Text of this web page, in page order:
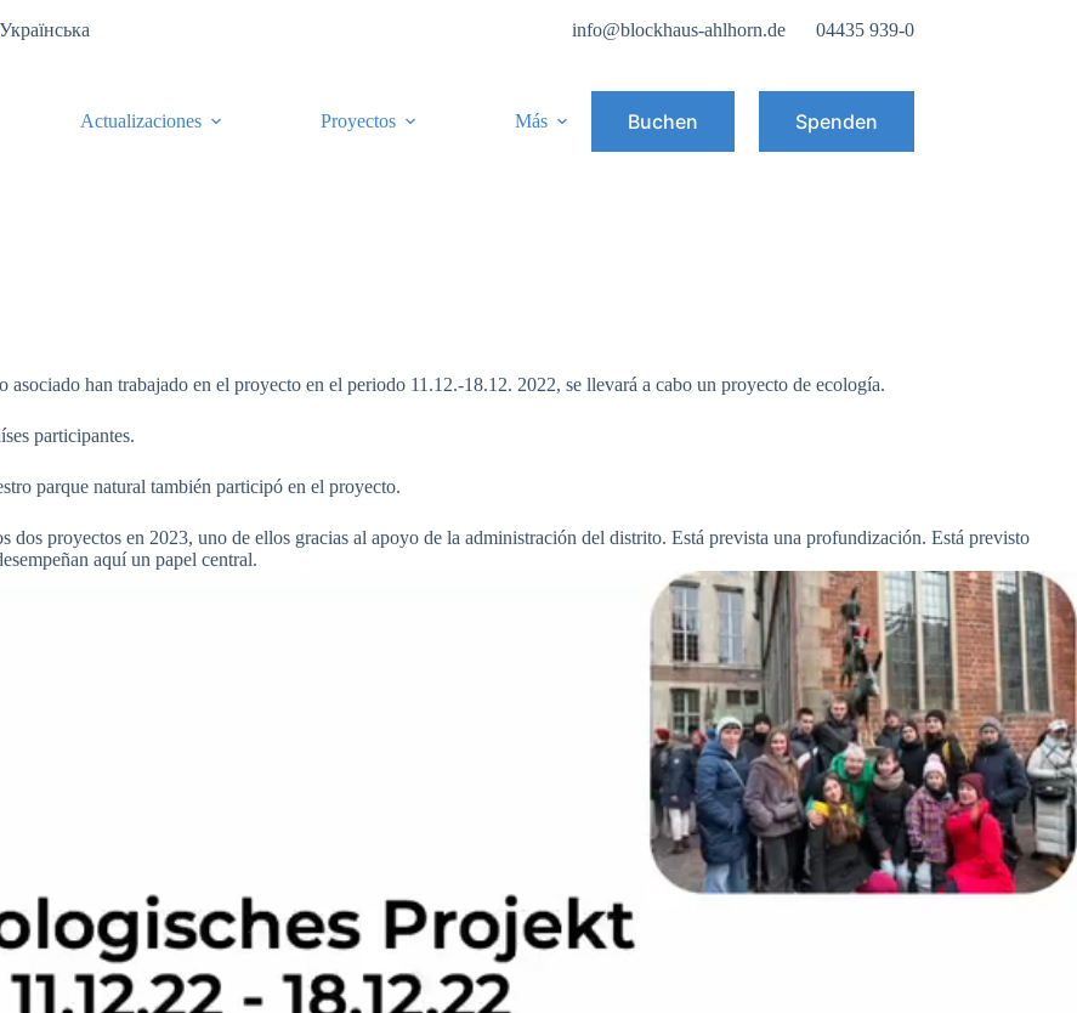
Українська info@blockhaus-ahlhorn.de 04435 939-0
Actualizaciones Proyectos Más Buchen Spenden
han trabajado en el proyecto en el periodo 11.12.-18.12. 2022, se llevará a cabo un proyecto de ecología.
participantes.
parque natural también participó en el proyecto.
dos proyectos en 2023, uno de ellos gracias al apoyo de la administración del distrito. Está prevista una profundización. Está previsto
aquí un papel central.